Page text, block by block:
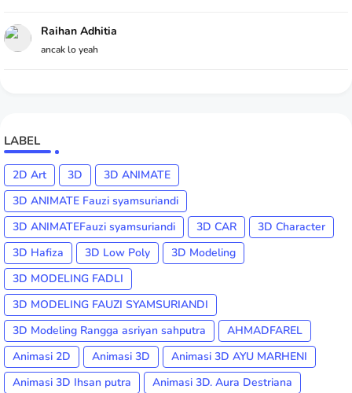
Raihan Adhitia
ancak lo yeah
LABEL
2D Art 3D
3D ANIMATE
3D ANIMATE Fauzi syamsuriandi
3D ANIMATEFauzi syamsuriandi
3D CAR
3D Character
3D Hafiza
3D Low Poly
3D Modeling
3D MODELING FADLI
3D MODELING FAUZI SYAMSURIANDI
3D Modeling Rangga asriyan sahputra
AHMADFAREL
Animasi 2D
Animasi 3D
Animasi 3D AYU MARHENI
Animasi 3D Ihsan putra
Animasi 3D. Aura Destriana